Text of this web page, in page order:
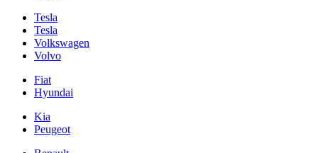
Tesla
Tesla
Volkswagen
Volvo
Fiat
Hyundai
Kia
Peugeot